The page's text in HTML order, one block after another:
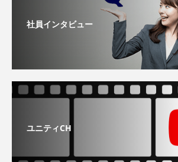
社員インタビュー
ユニティCH